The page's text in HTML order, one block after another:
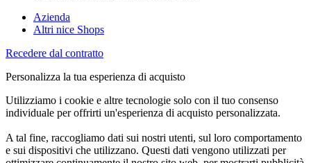
Azienda
Altri nice Shops
Recedere dal contratto
Personalizza la tua esperienza di acquisto
Utilizziamo i cookie e altre tecnologie solo con il tuo consenso
individuale per offrirti un'esperienza di acquisto personalizzata.
A tal fine, raccogliamo dati sui nostri utenti, sul loro comportamento
e sui dispositivi che utilizzano. Questi dati vengono utilizzati per